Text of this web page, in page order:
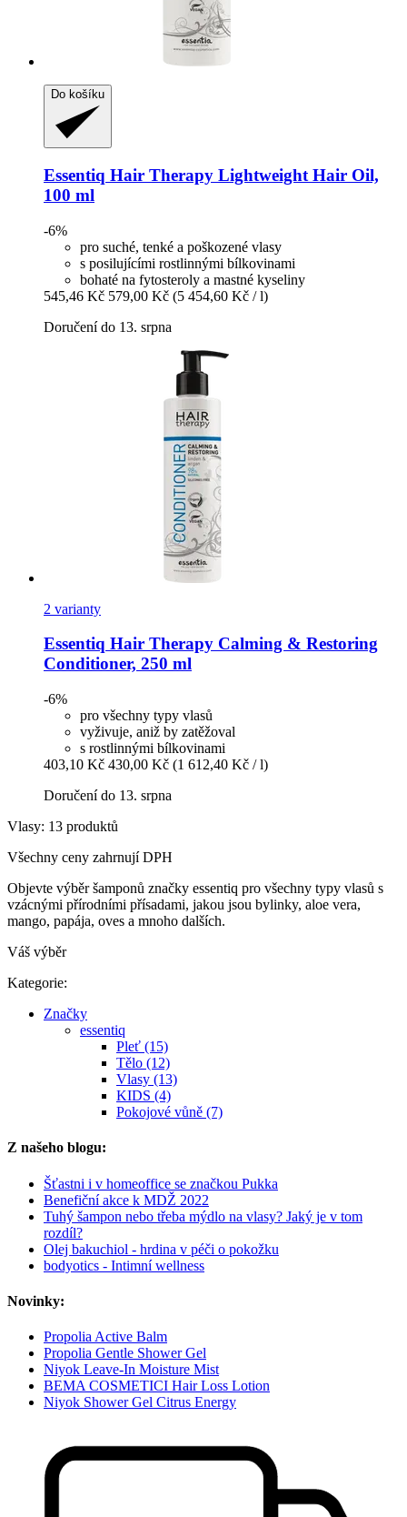
Do košíku
Essentiq Hair Therapy Lightweight Hair Oil,
100 ml
-6%
pro suché, tenké a poškozené vlasy
s posilujícími rostlinnými bílkovinami
bohaté na fytosteroly a mastné kyseliny
545,46 Kč 579,00 Kč (5 454,60 Kč / l)
Doručení do 13. srpna
2 varianty
Essentiq Hair Therapy Calming & Restoring
Conditioner, 250 ml
-6%
pro všechny typy vlasů
vyživuje, aniž by zatěžoval
s rostlinnými bílkovinami
403,10 Kč 430,00 Kč (1 612,40 Kč / l)
Doručení do 13. srpna
Vlasy: 13 produktů
Všechny ceny zahrnují DPH
Objevte výběr šamponů značky essentiq pro všechny typy vlasů s
vzácnými přírodními přísadami, jakou jsou bylinky, aloe vera,
mango, papája, oves a mnoho dalších.
Váš výběr
Kategorie:
Značky
essentiq
Pleť (15)
Tělo (12)
Vlasy (13)
KIDS (4)
Pokojové vůně (7)
Z našeho blogu:
Šťastni i v homeoffice se značkou Pukka
Benefiční akce k MDŽ 2022
Tuhý šampon nebo třeba mýdlo na vlasy? Jaký je v tom
rozdíl?
Olej bakuchiol - hrdina v péči o pokožku
bodyotics - Intimní wellness
Novinky:
Propolia Active Balm
Propolia Gentle Shower Gel
Niyok Leave-In Moisture Mist
BEMA COSMETICI Hair Loss Lotion
Niyok Shower Gel Citrus Energy